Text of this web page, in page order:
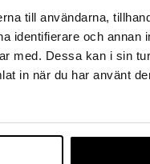
till användarna,
identifierare och annan
med. Dessa kan i sin
in när du har använt
Finns i flera
ghd Bodyguard -
Protect Spray
GHD